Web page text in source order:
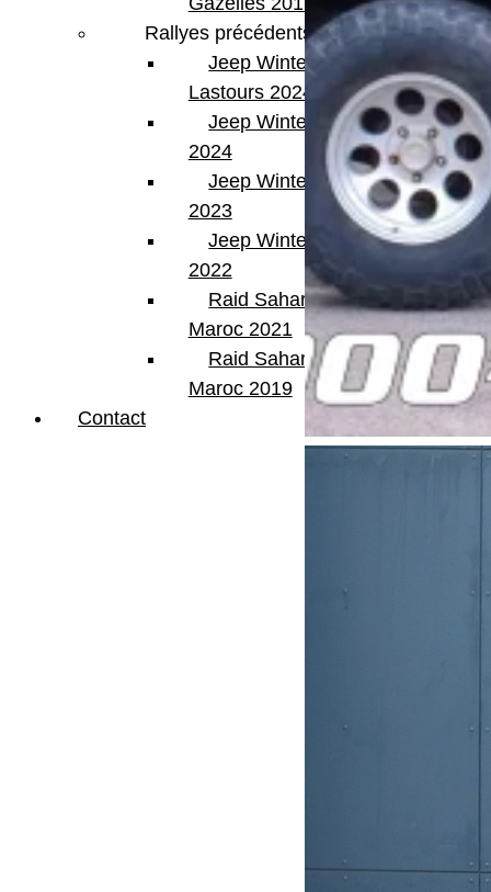
Rallyes précédents
Jeep Winter
Lastours 2024
Jeep Winter Tour
2024
Jeep Winter Tour
2023
Jeep Winter Tour
2022
Raid Sahara Tour
Maroc 2021
Raid Sahara Tour
Maroc 2019
Contact